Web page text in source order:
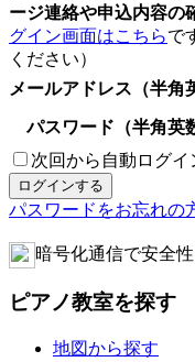
ージ連絡や申込内容の
グイン画面はこちらで
ください）
メールアドレス（半角
パスワード（半角英
次回から自動ログイ
パスワードをお忘れの
暗号化通信で安全
ピアノ教室を探す
地図から探す